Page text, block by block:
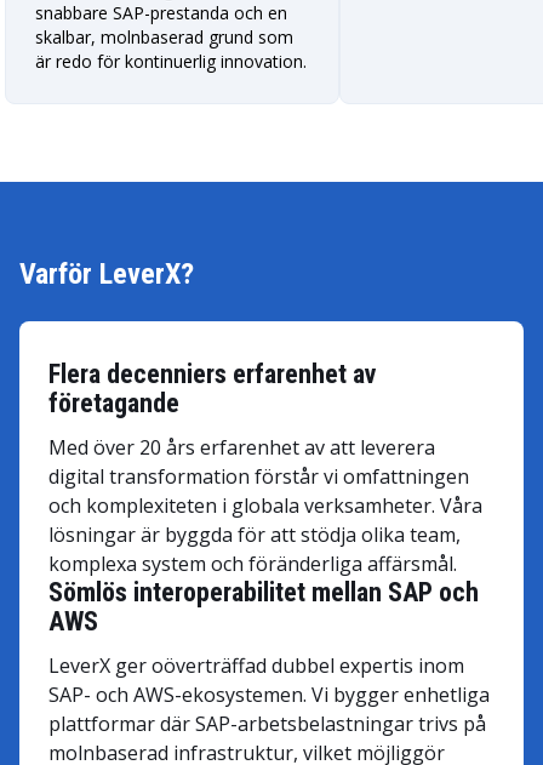
snabbare SAP-prestanda och en
skalbar, molnbaserad grund som
är redo för kontinuerlig innovation.
Varför LeverX?
Flera decenniers erfarenhet av
företagande
Med över 20 års erfarenhet av att leverera
digital transformation förstår vi omfattningen
och komplexiteten i globala verksamheter. Våra
lösningar är byggda för att stödja olika team,
komplexa system och föränderliga affärsmål.
Sömlös interoperabilitet mellan SAP och
AWS
LeverX ger oöverträffad dubbel expertis inom
SAP- och AWS-ekosystemen. Vi bygger enhetliga
plattformar där SAP-arbetsbelastningar trivs på
molnbaserad infrastruktur, vilket möjliggör